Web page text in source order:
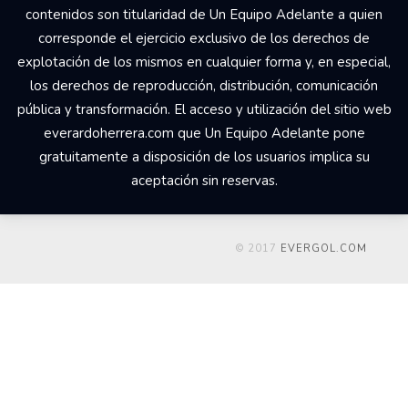
contenidos son titularidad de Un Equipo Adelante a quien
corresponde el ejercicio exclusivo de los derechos de
explotación de los mismos en cualquier forma y, en especial,
los derechos de reproducción, distribución, comunicación
pública y transformación. El acceso y utilización del sitio web
everardoherrera.com que Un Equipo Adelante pone
gratuitamente a disposición de los usuarios implica su
aceptación sin reservas.
© 2017 EVERGOL.COM